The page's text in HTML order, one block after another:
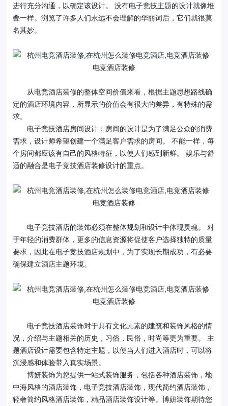
进行充分沟通，以确定该设计。 没有电子竞技主题的设计就像堆
叠一样。浏览了许多人们永远不会理解的华丽词后，它们就很莫
名其妙。
电竞酒店装修
从电竞酒店装修的整体空间价值来看，根据主题思想路线确
定的酒店环境内容，所显示的价值会有很大的差异，有特殊的需
求。
电子竞技酒店房间设计：房间的设计是为了满足公众的消费
需求，设计师希望创建一个满足客户需求的房间。 不能一样，每
个房间都应该有自己的风格特征，以使人们感到新鲜。 娱乐与舒
适的融合是电子竞技酒店装修设计的重点。
电竞酒店装修
电子竞技酒店的装饰必须在整体规划和设计中体现灵魂。 对
于年轻的消费群体，更多的信息资源将促使客户选择独特的质量
要求，因此在电子竞技酒店规划中，为了实现长期成功，有必要
确保建立酒店主题环境。
电竞酒店装修
电子竞技酒店装饰对于具有文化元素的建筑和装饰风格的情
况，介绍与主题相关的历史，习俗，民俗，时尚等更为重要。 主
题酒店设计需要包含特定主题，以便当人们进入酒店时，可以将
沉浸感和体验带入真实场景。
博妍装饰为您提供一站式装饰服务，包括各种酒店装饰，地
中海风格的酒店装饰，电子竞技酒店装饰，现代简约酒店装饰，
轻奢简约风格酒店装饰，精品酒店装饰设计等。博妍装饰期待您